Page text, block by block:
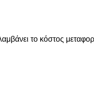
το κόστος